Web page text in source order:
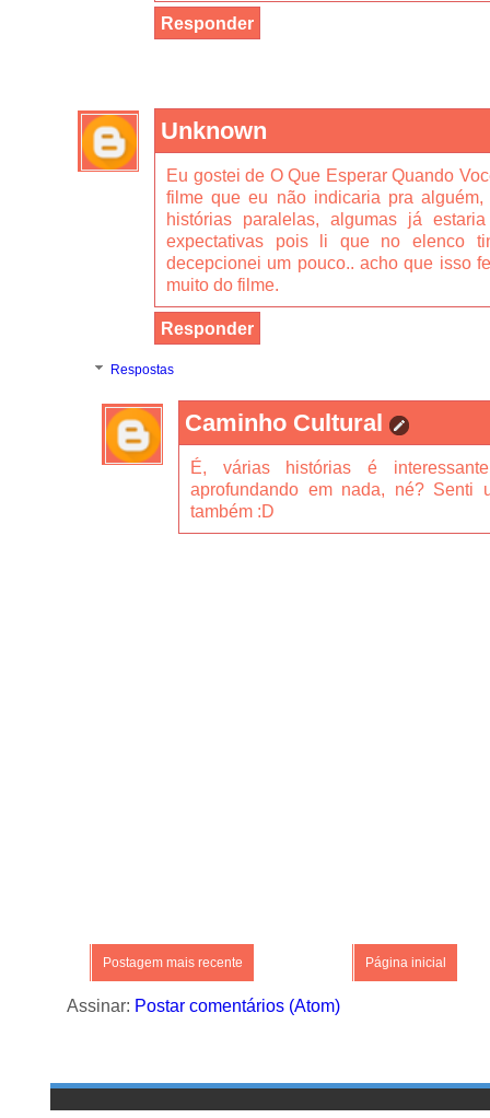
Responder
Unknown
Eu gostei de O Que Esperar Quando
filme que eu não indicaria pra alguém,
histórias paralelas, algumas já
expectativas pois li que no elenco
decepcionei um pouco.. acho que isso
muito do filme.
Responder
Respostas
Caminho Cultural
É, várias histórias é
aprofundando em nada, né? Senti
também :D
Postagem mais recente Página inicial
Assinar: Postar comentários (Atom)